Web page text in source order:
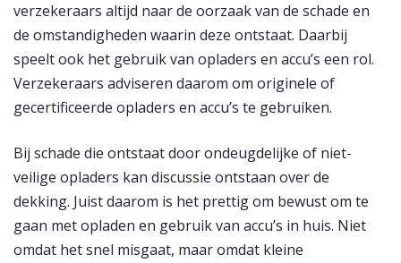
verzekeraars altijd naar de oorzaak van de schade en
de omstandigheden waarin deze ontstaat. Daarbij
speelt ook het gebruik van opladers en accu’s een rol.
Verzekeraars adviseren daarom om originele of
gecertificeerde opladers en accu’s te gebruiken.
Bij schade die ontstaat door ondeugdelijke of niet-
veilige opladers kan discussie ontstaan over de
dekking. Juist daarom is het prettig om bewust om te
gaan met opladen en gebruik van accu’s in huis. Niet
omdat het snel misgaat, maar omdat kleine